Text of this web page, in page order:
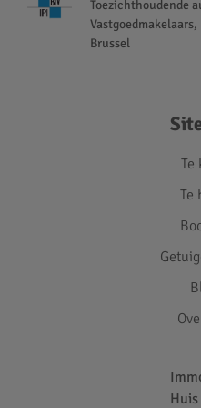
Toezichthoudende
Brussel
Te
Te